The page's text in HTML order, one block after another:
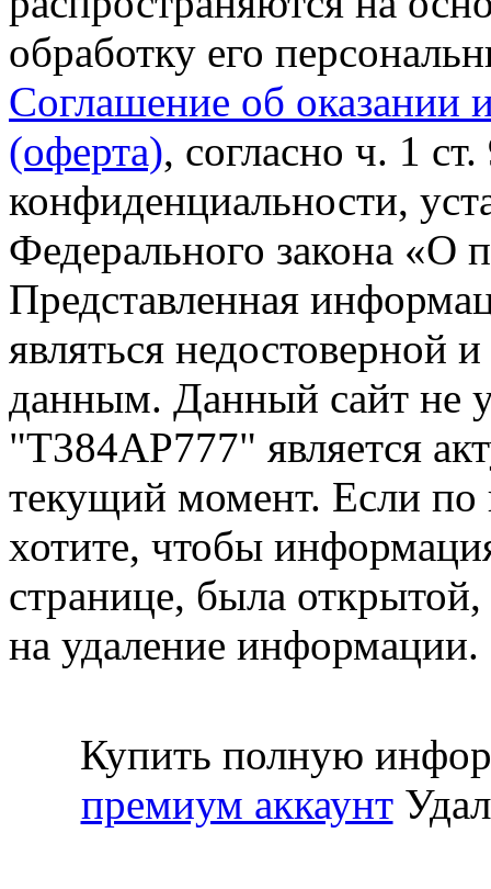
обработку его
Соглашение об оказании
(оферта), согласно ч. 1
конфиденциальности,
Федерального закона «О
Представленная
являться недостоверной
данным. Данный сайт не
"Т384АР777" является
текущий момент. Если
хотите, чтобы
странице, была открытой,
на удаление информации.
Купить полную
премиум аккаунт